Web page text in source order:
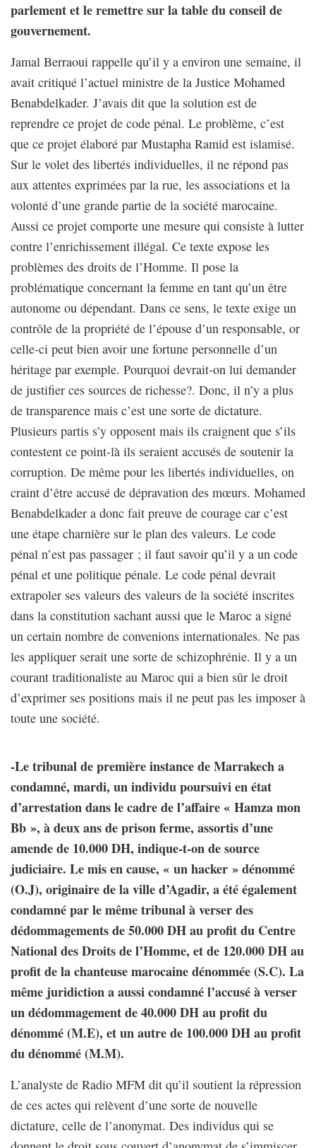
parlement et le remettre sur la table du conseil de
gouvernement.
Jamal Berraoui rappelle qu’il y a environ une semaine, il
avait critiqué l’actuel ministre de la Justice Mohamed
Benabdelkader. J’avais dit que la solution est de
reprendre ce projet de code pénal. Le problème, c’est
que ce projet élaboré par Mustapha Ramid est islamisé.
Sur le volet des libertés individuelles, il ne répond pas
aux attentes exprimées par la rue, les associations et la
volonté d’une grande partie de la société marocaine.
Aussi ce projet comporte une mesure qui consiste à lutter
contre l’enrichissement illégal. Ce texte expose les
problèmes des droits de l’Homme. Il pose la
problématique concernant la femme en tant qu’un être
autonome ou dépendant. Dans ce sens, le texte exige un
contrôle de la propriété de l’épouse d’un responsable, or
celle-ci peut bien avoir une fortune personnelle d’un
héritage par exemple. Pourquoi devrait-on lui demander
de justifier ces sources de richesse?. Donc, il n’y a plus
de transparence mais c’est une sorte de dictature.
Plusieurs partis s’y opposent mais ils craignent que s’ils
contestent ce point-là ils seraient accusés de soutenir la
corruption. De même pour les libertés individuelles, on
craint d’être accusé de dépravation des mœurs. Mohamed
Benabdelkader a donc fait preuve de courage car c’est
une étape charnière sur le plan des valeurs. Le code
pénal n’est pas passager ; il faut savoir qu’il y a un code
pénal et une politique pénale. Le code pénal devrait
extrapoler ses valeurs des valeurs de la société inscrites
dans la constitution sachant aussi que le Maroc a signé
un certain nombre de convenions internationales. Ne pas
les appliquer serait une sorte de schizophrénie. Il y a un
courant traditionaliste au Maroc qui a bien sûr le droit
d’exprimer ses positions mais il ne peut pas les imposer à
toute une société.
-Le tribunal de première instance de Marrakech a
condamné, mardi, un individu poursuivi en état
d’arrestation dans le cadre de l’affaire « Hamza mon
Bb », à deux ans de prison ferme, assortis d’une
amende de 10.000 DH, indique-t-on de source
judiciaire. Le mis en cause, « un hacker » dénommé
(O.J), originaire de la ville d’Agadir, a été également
condamné par le même tribunal à verser des
dédommagements de 50.000 DH au profit du Centre
National des Droits de l’Homme, et de 120.000 DH au
profit de la chanteuse marocaine dénommée (S.C). La
même juridiction a aussi condamné l’accusé à verser
un dédommagement de 40.000 DH au profit du
dénommé (M.E), et un autre de 100.000 DH au profit
du dénommé (M.M).
L’analyste de Radio MFM dit qu’il soutient la répression
de ces actes qui relèvent d’une sorte de nouvelle
dictature, celle de l’anonymat. Des individus qui se